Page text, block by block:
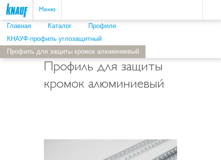
Меню
Главная Каталог
Профили
КНАУФ-профиль углозащитный
Профиль для защиты кромок алюминиевый
Профиль для защиты
кромок алюминиевый